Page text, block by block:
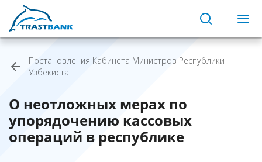
Постановления Кабинета Министров Республики
Узбекистан
О неотложных мерах по
упорядочению кассовых
операций в республике